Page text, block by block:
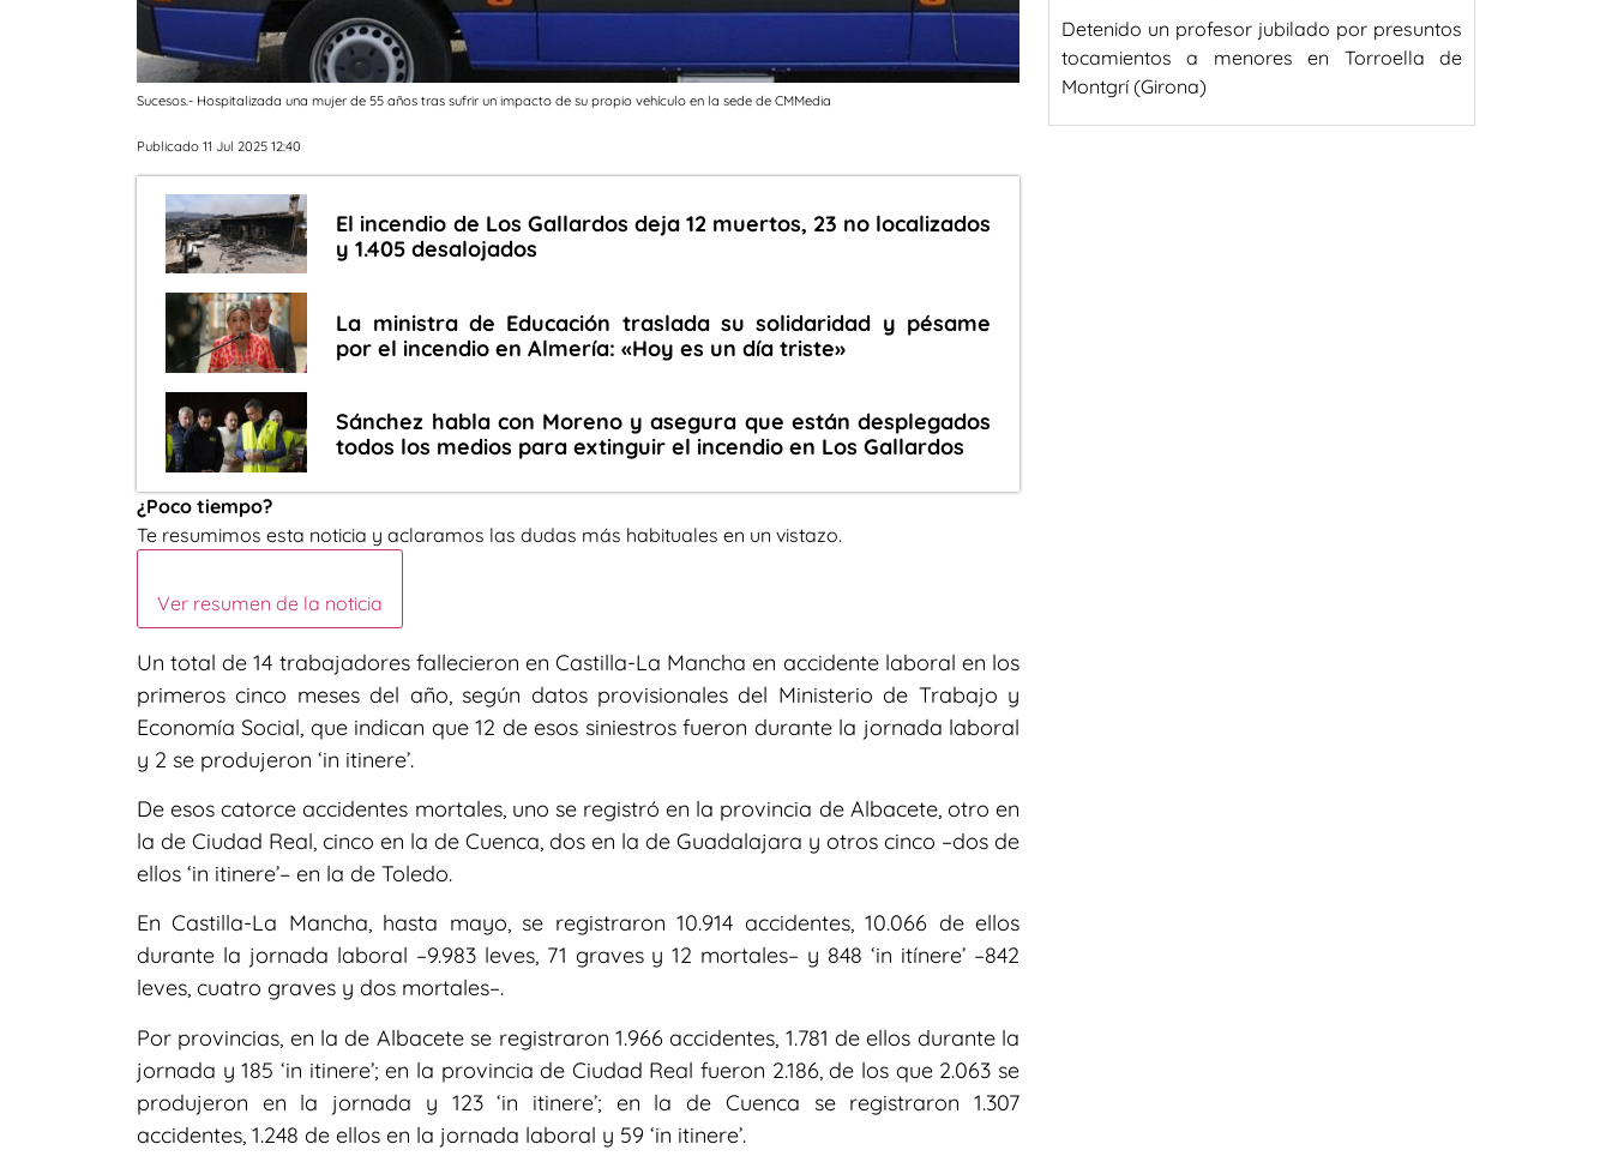
Sucesos.- Hospitalizada una mujer de 55 años tras sufrir un impacto de su propio vehículo en la sede de CMMedia
Publicado 11 Jul 2025 12:40
El incendio de Los Gallardos deja 12 muertos, 23 no localizados
y 1.405 desalojados
La ministra de Educación traslada su solidaridad y pésame
por el incendio en Almería: «Hoy es un día triste»
Sánchez habla con Moreno y asegura que están desplegados
todos los medios para extinguir el incendio en Los Gallardos
¿Poco tiempo?
Te resumimos esta noticia y aclaramos las dudas más habituales en un vistazo.
Ver resumen de la noticia
Un total de 14 trabajadores fallecieron en Castilla-La Mancha en accidente laboral en los
primeros cinco meses del año, según datos provisionales del Ministerio de Trabajo y
Economía Social, que indican que 12 de esos siniestros fueron durante la jornada laboral
y 2 se produjeron ‘in itinere’.
De esos catorce accidentes mortales, uno se registró en la provincia de Albacete, otro en
la de Ciudad Real, cinco en la de Cuenca, dos en la de Guadalajara y otros cinco –dos de
ellos ‘in itinere’– en la de Toledo.
En Castilla-La Mancha, hasta mayo, se registraron 10.914 accidentes, 10.066 de ellos
durante la jornada laboral –9.983 leves, 71 graves y 12 mortales– y 848 ‘in itínere’ –842
leves, cuatro graves y dos mortales–.
Por provincias, en la de Albacete se registraron 1.966 accidentes, 1.781 de ellos durante la
jornada y 185 ‘in itinere’; en la provincia de Ciudad Real fueron 2.186, de los que 2.063 se
produjeron en la jornada y 123 ‘in itinere’; en la de Cuenca se registraron 1.307
accidentes, 1.248 de ellos en la jornada laboral y 59 ‘in itinere’.
Detenido un profesor jubilado por presuntos
tocamientos a menores en Torroella de
Montgrí (Girona)